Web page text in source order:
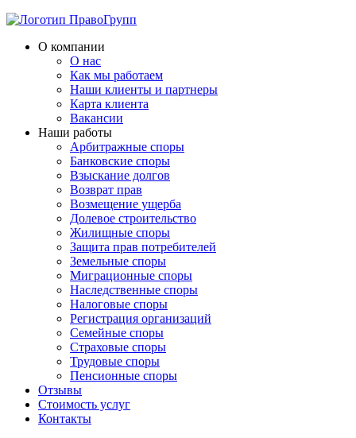
О компании
О нас
Как мы работаем
Наши клиенты и партнеры
Карта клиента
Вакансии
Наши работы
Арбитражные споры
Банковские споры
Взыскание долгов
Возврат прав
Возмещение ущерба
Долевое строительство
Жилищные споры
Защита прав потребителей
Земельные споры
Миграционные споры
Наследственные споры
Налоговые споры
Регистрация организаций
Семейные споры
Страховые споры
Трудовые споры
Пенсионные споры
Отзывы
Стоимость услуг
Контакты